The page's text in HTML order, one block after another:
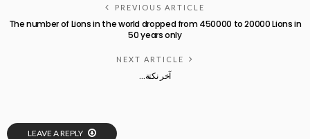
PREVIOUS ARTICLE
The number of Lions in the world dropped from 450000 to 20000 Lions in
50 years only
NEXT ARTICLE
آخر نكتة…‏
LEAVE A REPLY